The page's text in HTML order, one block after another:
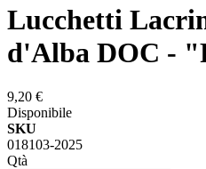
Lucchetti
d'Alba DOC -
9,20 €
Disponibile
SKU
018103-2025
Qtà